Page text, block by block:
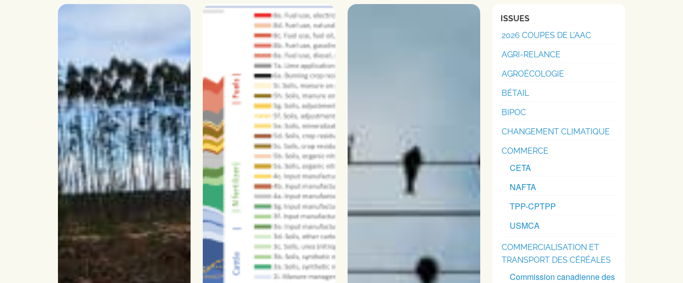
ISSUES
2026 COUPES DE L'AAC
AGRI-RELANCE
AGROÉCOLOGIE
BÉTAIL
BIPOC
CHANGEMENT CLIMATIQUE
COMMERCE
CETA
NAFTA
TPP-CPTPP
USMCA
COMMERCIALISATION ET
TRANSPORT DES CÉRÉALES
Commission canadienne des